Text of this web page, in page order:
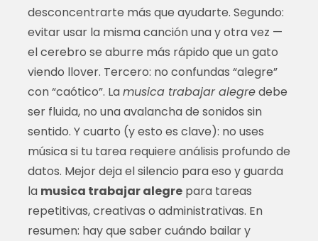
desconcentrarte más que ayudarte. Segundo:
evitar usar la misma canción una y otra vez —
el cerebro se aburre más rápido que un gato
viendo llover. Tercero: no confundas “alegre”
con “caótico”. Lamusica trabajar alegredebe
ser fluida, no una avalancha de sonidos sin
sentido. Y cuarto (y esto es clave): no uses
música si tu tarea requiere análisis profundo de
datos. Mejor deja el silencio para eso y guarda
la musica trabajar alegrepara tareas
repetitivas, creativas o administrativas. En
resumen: hay que saber cuándo bailar y